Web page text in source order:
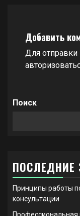
Добавить
Для
Поиск
ПОСЛЕДНИЕ
Принципы работы
консультации
Профессиональная